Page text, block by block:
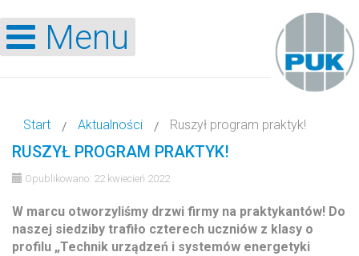
Menu
Start Aktualności Ruszył program praktyk!
RUSZYŁ PROGRAM PRAKTYK!
Opublikowano: 22 kwiecień 2022
W marcu otworzyliśmy drzwi firmy na praktykantów! Do
naszej siedziby trafiło czterech uczniów z klasy o
profilu „Technik urządzeń i systemów energetyki